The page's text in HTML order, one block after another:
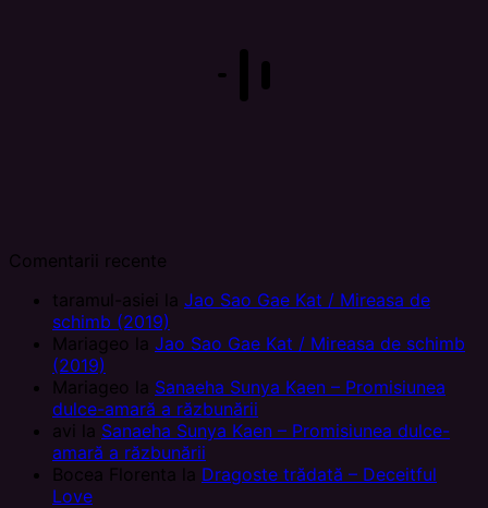
Comentarii recente
taramul-asiei
la Jao Sao Gae Kat / Mireasa de
schimb (2019)
Mariageo la Jao Sao Gae Kat / Mireasa de schimb
(2019)
Mariageo la Sanaeha Sunya Kaen – Promisiunea
dulce-amară a răzbunării
avi
la Sanaeha Sunya Kaen – Promisiunea dulce-
amară a răzbunării
Bocea Florenta la Dragoste trădată – Deceitful
Love